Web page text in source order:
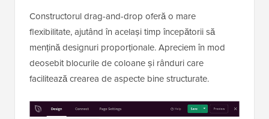
Constructorul drag-and-drop oferă o mare
flexibilitate, ajutând în același timp începătorii să
mențină designuri proporționale. Apreciem în mod
deosebit blocurile de coloane și rânduri care
facilitează crearea de aspecte bine structurate.